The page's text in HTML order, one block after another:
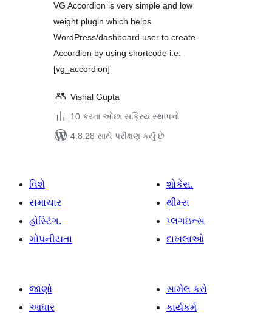
VG Accordion is very simple and low
weight plugin which helps
WordPress/dashboard user to create
Accordion by using shortcode i.e.
[vg_accordion]
Vishal Gupta
10 કરતા ઓછા સક્રિય સ્થાપનો
4.8.28 સાથે પરીક્ષણ કર્યું છે
વિશે
સમાચાર
હોસ્ટિંગ.
ગોપનીયતા
શોકેસ.
થીમ્સ
પ્લગઇન્સ
દાખલાઓ
જાણો
આધાર
સામેલ કરો
કાર્યકર્મ